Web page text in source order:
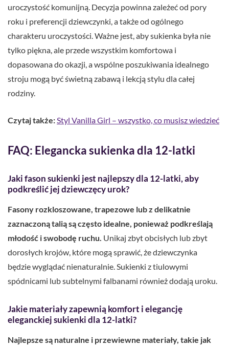
uroczystość komunijną. Decyzja powinna zależeć od pory
roku i preferencji dziewczynki, a także od ogólnego
charakteru uroczystości. Ważne jest, aby sukienka była nie
tylko piękna, ale przede wszystkim komfortowa i
dopasowana do okazji, a wspólne poszukiwania idealnego
stroju mogą być świetną zabawą i lekcją stylu dla całej
rodziny.
Czytaj także: Styl Vanilla Girl – wszystko, co musisz wiedzieć
FAQ: Elegancka sukienka dla 12-latki
Jaki fason sukienki jest najlepszy dla 12-latki, aby
podkreślić jej dziewczęcy urok?
Fasony rozkloszowane, trapezowe lub z delikatnie
zaznaczoną talią są często idealne, ponieważ podkreślają
młodość i swobodę ruchu. Unikaj zbyt obcisłych lub zbyt
dorosłych krojów, które mogą sprawić, że dziewczynka
będzie wyglądać nienaturalnie. Sukienki z tiulowymi
spódnicami lub subtelnymi falbanami również dodają uroku.
Jakie materiały zapewnią komfort i elegancję
eleganckiej sukienki dla 12-latki?
Najlepsze są naturalne i przewiewne materiały, takie jak